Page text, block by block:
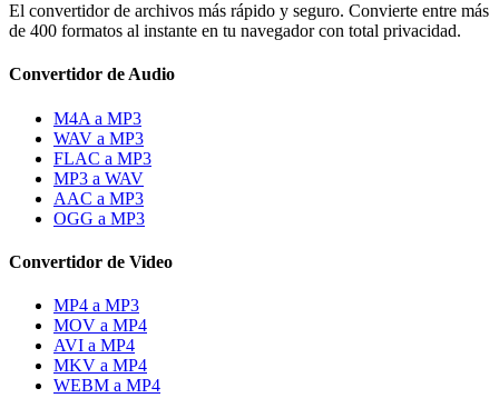
El convertidor de archivos más rápido y seguro. Convierte entre más
de 400 formatos al instante en tu navegador con total privacidad.
Convertidor de Audio
M4A a MP3
WAV a MP3
FLAC a MP3
MP3 a WAV
AAC a MP3
OGG a MP3
Convertidor de Video
MP4 a MP3
MOV a MP4
AVI a MP4
MKV a MP4
WEBM a MP4